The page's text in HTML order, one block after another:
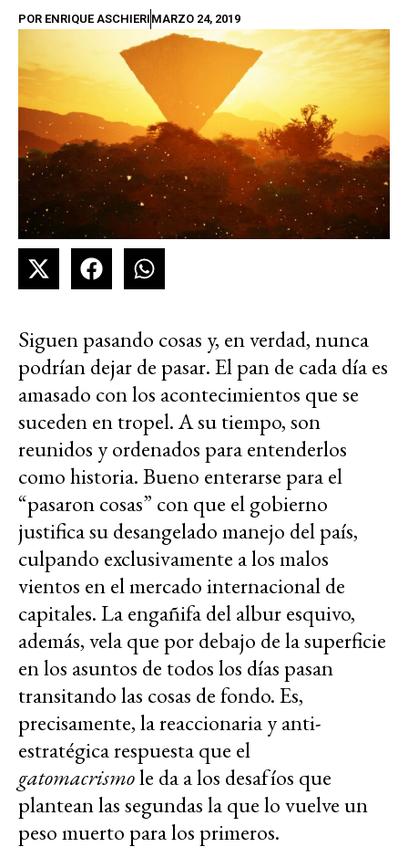
POR ENRIQUE ASCHIERI MARZO 24, 2019
Siguen pasando cosas y, en verdad, nunca
podrían dejar de pasar. El pan de cada día es
amasado con los acontecimientos que se
suceden en tropel. A su tiempo, son
reunidos y ordenados para entenderlos
como historia. Bueno enterarse para el
“pasaron cosas” con que el gobierno
justifica su desangelado manejo del país,
culpando exclusivamente a los malos
vientos en el mercado internacional de
capitales. La engañifa del albur esquivo,
además, vela que por debajo de la superficie
en los asuntos de todos los días pasan
transitando las cosas de fondo. Es,
precisamente, la reaccionaria y anti-
estratégica respuesta que el
gatomacrismole da a los desafíos que
plantean las segundas la que lo vuelve un
peso muerto para los primeros.